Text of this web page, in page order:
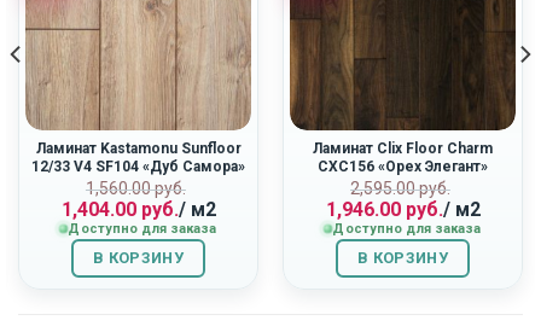
Ламинат Kastamonu Sunfloor
12/33 V4 SF104 «Дуб Самора»
1,560.00руб.
Первоначальная
цена
составляла
1,560.00
руб..
1,404.00руб.
Текущая
цена:
1,404.00
руб..
/ м2
Доступно для заказа
В КОРЗИНУ
Ламинат Clix Floor Charm
CXC156 «Орех Элегант»
2,595.00руб.
цена
составляла
2,595.00
руб..
1,946.00руб.
Текущая
цена:
1,946.00
руб..
/ м2
Доступно для заказа
В КОРЗИНУ